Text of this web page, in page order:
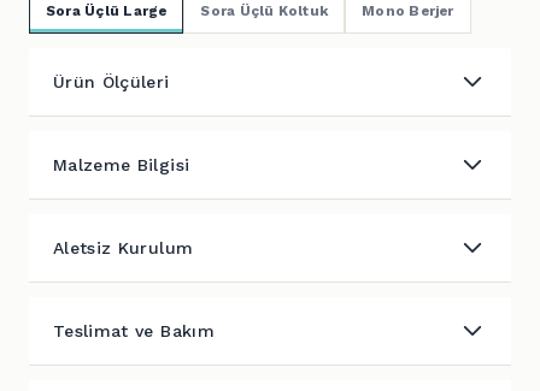
Sora Üçlü Large Sora Üçlü Koltuk Mono Berjer
Ürün Ölçüleri
Malzeme Bilgisi
Aletsiz Kurulum
Teslimat ve Bakım